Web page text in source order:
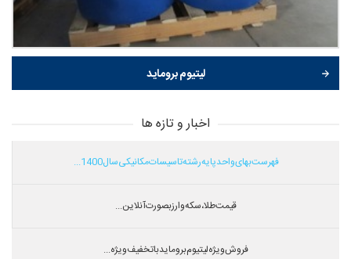
لیتیوم بروماید
اخبار و تازه ها
فهرست بهای واحد پایه رشته تاسیسات مکانیکی سال 1400...
قیمت طلا،سکه و ارز بصورت آنلاین...
فروش ویژه لیتیوم بروماید با تخفیف ویژه...